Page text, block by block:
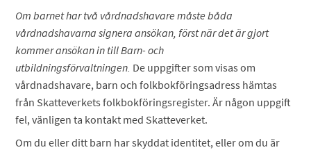
Om barnet har två vårdnadshavare måste båda
vårdnadshavarna signera ansökan, först när det är gjort
kommer ansökan in till Barn- och
utbildningsförvaltningen. De uppgifter som visas om
vårdnadshavare, barn och folkbokföringsadress hämtas
från Skatteverkets folkbokföringsregister. Är någon uppgift
fel, vänligen ta kontakt med Skatteverket.
Om du eller ditt barn har skyddat identitet, eller om du är